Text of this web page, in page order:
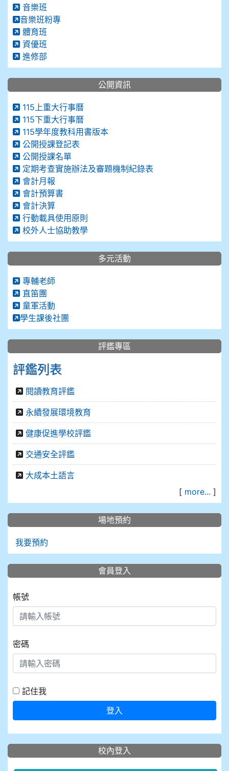
音樂班
音樂班粉專
體育班
資優班
進修部
公開資訊
115上重大行事曆
115下重大行事曆
115學年度教科用書版本
公開授課登記表
公開授課名單
定期考查實施辦法及審題機制紀錄表
會計月報
會計預算書
會計決算
行動載具使用原則
校外人士協助教學
多元活動
專輔老師
直笛團
童軍活動
學生課後社團
評鑑專區
評鑑列表
閱讀教育評鑑
永續發展環境教育
健康促進學校評鑑
交通安全評鑑
大成本土語言
[ more... ]
場地預約
我要預約
會員登入
帳號
密碼
記住我
登入
校內登入